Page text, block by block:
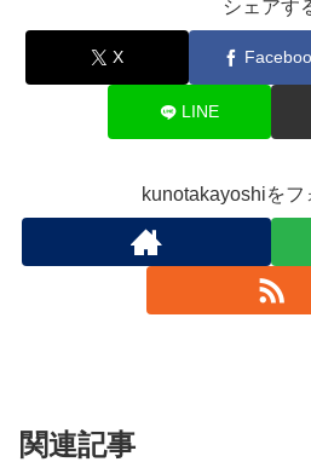
シェアす
X
LINE
kunotakayoshiをフ
関連記事